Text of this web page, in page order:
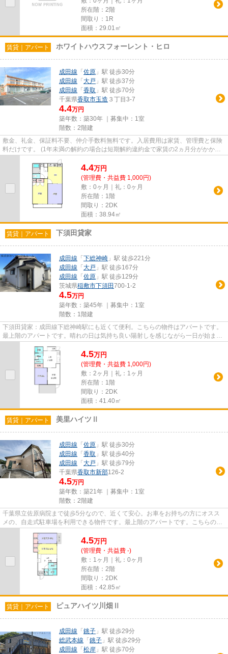
所在階：2階
間取り：1R
面積：29.01㎡
賃貸｜アパート ホワイトハウスフォーレント・ヒロ
成田線 「 佐原 」駅 徒歩30分
成田線 「 大戸 」駅 徒歩37分
成田線 「 香取 」駅 徒歩70分
千葉県香取市玉造 ３丁目3-7
4.4万円
築年数：築30年 ｜募集中： 1室
階数：2階建
敷金、礼金、保証料不要、仲介手数料無料です。入居費用は家賃、管理費と保険
料だけです。 (1年未満の解約の場合は短期解約違約金で家賃の2ヵ月分がかかり
ます。) 退去時のハウスクリ...
4.4万円
(管理費・共益費 1,000円)
敷：0ヶ月｜礼：0ヶ月
所在階：1階
間取り：2DK
面積：38.94㎡
賃貸｜アパート 下須田貸家
成田線 「 下総神崎 」駅 徒歩221分
成田線 「 大戸 」駅 徒歩167分
成田線 「 佐原 」駅 徒歩129分
茨城県稲敷市下須田700-1-2
4.5万円
築年数：築45年 ｜募集中： 1室
階数：1階建
下須田貸家：成田線下総神崎駅にも近くて便利。こちらの物件はアパートです。
最上階のアパートです。晴れの日は気持ち良い陽射しを感じながら一日が始ま
4.5万円
(管理費・共益費 1,000円)
敷：2ヶ月｜礼：1ヶ月
所在階：1階
間取り：2DK
面積：41.40㎡
賃貸｜アパート 美里ハイツⅡ
成田線 「 佐原 」駅 徒歩30分
成田線 「 香取 」駅 徒歩40分
成田線 「 大戸 」駅 徒歩79分
千葉県香取市新部126-2
4.5万円
築年数：築21年 ｜募集中： 1室
階数：2階建
千葉県立佐原病院まで徒歩5分なので、近くて安心。お車をお持ちの方にオスス
メの、自走式駐車場を利用できる物件です。最上階のアパートです。こちらの物
4.5万円
(管理費・共益費 -)
敷：1ヶ月｜礼：0ヶ月
所在階：2階
間取り：2DK
面積：42.85㎡
賃貸｜アパート ピュアハイツ川畑Ⅱ
成田線 「 銚子 」駅 徒歩29分
総武本線 「 銚子 」駅 徒歩29分
成田線 「 松岸 」駅 徒歩70分